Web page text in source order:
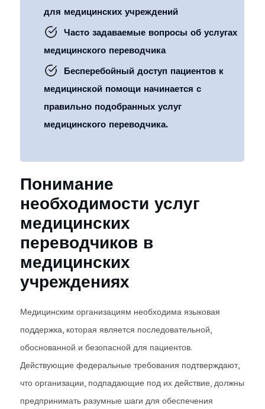
для медицинских учреждений
Часто задаваемые вопросы об услугах
медицинского переводчика
Бесперебойный доступ пациентов к
медицинской помощи начинается с
правильно подобранных услуг
медицинского переводчика.
Понимание
необходимости услуг
медицинских
переводчиков в
медицинских
учреждениях
Медицинским организациям необходима языковая
поддержка, которая является последовательной,
обоснованной и безопасной для пациентов.
Действующие федеральные требования подтверждают,
что организации, подпадающие под их действие, должны
предпринимать разумные шаги для обеспечения